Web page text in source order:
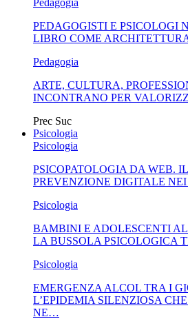
Pedagogia
PEDAGOGISTI E PSICOLOGI
LIBRO COME
Pedagogia
ARTE, CULTURA,
INCONTRANO PER
Prec Suc
Psicologia
Psicologia
PSICOPATOLOGIA DA WEB.
PREVENZIONE DIGITALE
Psicologia
BAMBINI E ADOLESCENTI AL
LA BUSSOLA PSICOLOGICA
Psicologia
EMERGENZA ALCOL TRA I
L’EPIDEMIA SILENZIOSA
NE…